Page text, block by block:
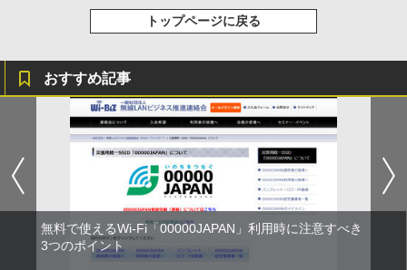
トップページに戻る
おすすめ記事
無料で使えるWi-Fi「00000JAPAN」利用時に注意すべき
3つのポイント